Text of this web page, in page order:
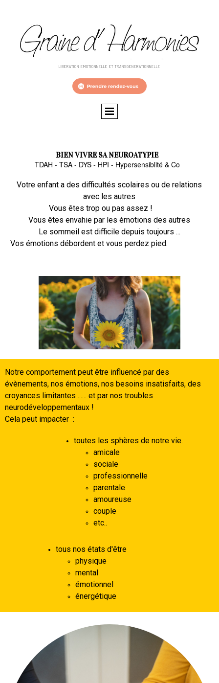
LIBERATION EMOTIONNELLE ET TRANSGENERATIONNELLE
BIEN VIVRE SA NEUROATYPIE
TDAH - TSA - DYS - HPI - Hypersensiblité & Co
Votre enfant a des difficultés scolaires ou de relations
avec les autres
Vous êtes trop ou pas assez !
Vous êtes envahie par les émotions des autres
Le sommeil est difficile depuis toujours ...
Vos émotions débordent et vous perdez pied.
Notre comportement peut être influencé par des
évènements, nos émotions, nos besoins insatisfaits, des
croyances limitantes ...... et par nos troubles
neurodéveloppementaux !
Cela peut impacter :
toutes les sphères de notre vie.
amicale
sociale
professionnelle
parentale
amoureuse
couple
etc..
tous nos états d'être
physique
mental
émotionnel
énergétique